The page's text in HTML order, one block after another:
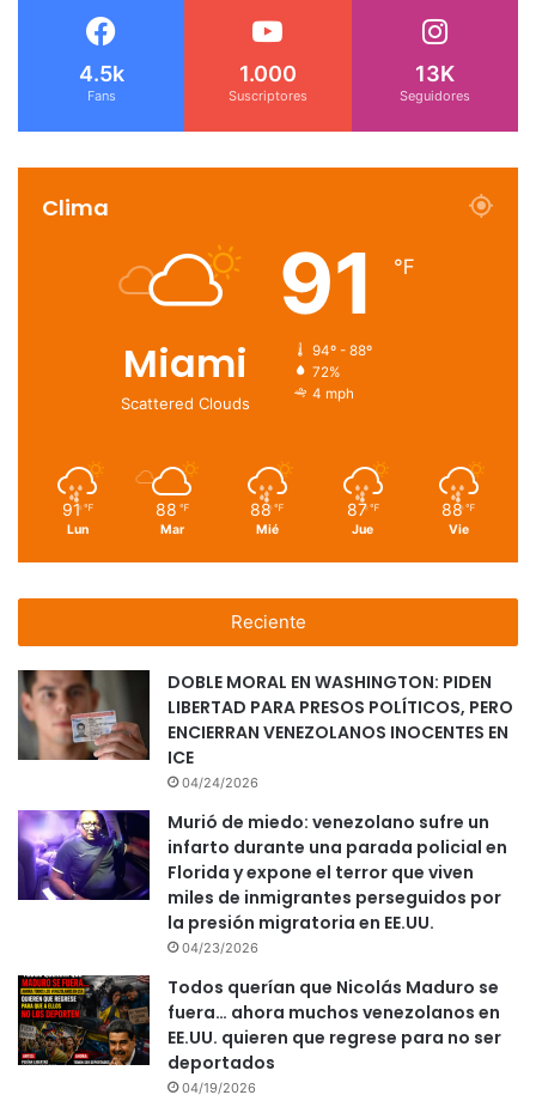
4.5k
Fans
1.000
Suscriptores
13K
Seguidores
Clima
Miami
Scattered Clouds
91 ℉
94º - 88º
72%
4 mph
91 ℉
Lun
88 ℉
Mar
88 ℉
Mié
87 ℉
Jue
88 ℉
Vie
Reciente
DOBLE MORAL EN WASHINGTON: PIDEN
LIBERTAD PARA PRESOS POLÍTICOS, PERO
ENCIERRAN VENEZOLANOS INOCENTES EN
ICE
04/24/2026
Murió de miedo: venezolano sufre un
infarto durante una parada policial en
Florida y expone el terror que viven
miles de inmigrantes perseguidos por
la presión migratoria en EE.UU.
04/23/2026
Todos querían que Nicolás Maduro se
fuera… ahora muchos venezolanos en
EE.UU. quieren que regrese para no ser
deportados
04/19/2026